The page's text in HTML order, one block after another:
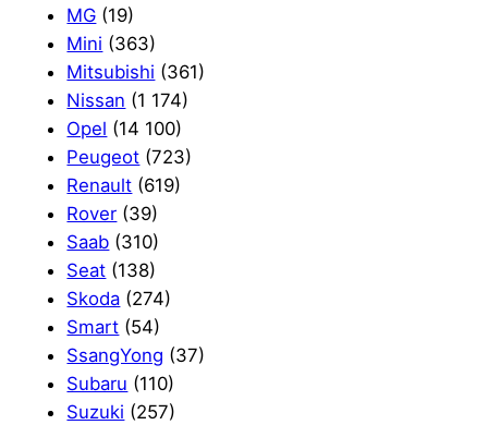
MG (19)
Mini (363)
Mitsubishi (361)
Nissan (1 174)
Opel (14 100)
Peugeot (723)
Renault (619)
Rover (39)
Saab (310)
Seat (138)
Skoda (274)
Smart (54)
SsangYong (37)
Subaru (110)
Suzuki (257)